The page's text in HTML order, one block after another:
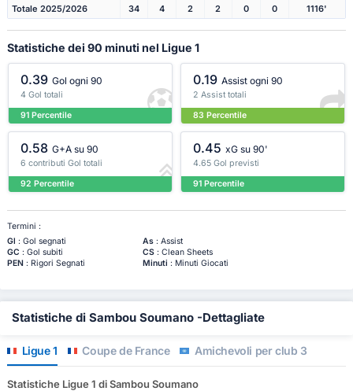
Totale 2025/2026 34 4 2 2 0 0 1116'
Statistiche dei 90 minuti nel Ligue 1
0.39 Gol ogni 90
4 Gol totali
91 Percentile
0.19 Assist ogni 90
2 Assist totali
83 Percentile
0.58 G+A su 90
6 contributi Gol totali
92 Percentile
0.45 xG su 90'
4.65 Gol previsti
91 Percentile
Termini :
Gl : Gol segnati As: Assist
GC : Gol subiti CS: Clean Sheets
PEN: Rigori Segnati Minuti : Minuti Giocati
Statistiche di Sambou Soumano -Dettagliate
Ligue 1 Coupe de France Amichevoli per club 3
Statistiche Ligue 1 di Sambou Soumano